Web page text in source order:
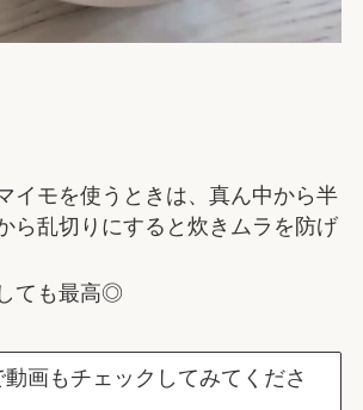
イモを使うときは、真ん中から半
ら乱切りにすると炊きムラを防げ
ても最高◎
画もチェックしてみてくださ